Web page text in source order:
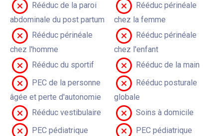
Rééduc de la paroi
abdominale du post partum
Rééduc périnéale
chez la femme
Rééduc périnéale
chez l'homme
Rééduc périnéale
chez l'enfant
Rééduc du sportif
Rééduc de la main
PEC de la personne
âgée et perte d'autonomie
Rééduc posturale
globale
Rééduc vestibulaire
Soins à domicile
PEC pédiatrique
PEC pédiatrique